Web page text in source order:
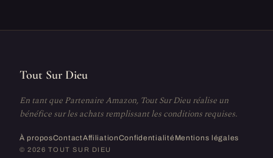
Tout Sur Dieu
En tant que Partenaire Amazon, Tout Sur Dieu réalise un
bénéfice sur les achats remplissant les conditions requises.
À proposContactAffiliationConfidentialité Mentions légales
© 2026 TOUT SUR DIEU